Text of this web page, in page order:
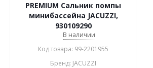
PREMIUM Сальник помпы
минибассейна JACUZZI,
930109290
В наличии
Код товара: 99-2201955
Бренд: JACUZZI